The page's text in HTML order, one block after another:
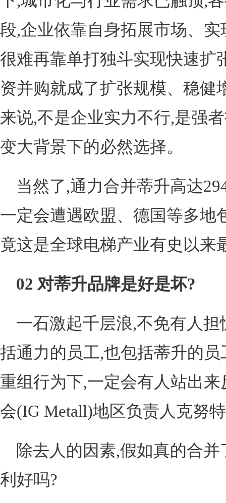
段,企业依靠自身拓展市场、
很难再靠单打独斗实现快速扩
资并购就成了扩张规模、稳健
来说,不是企业实力不行,是强
变大背景下的必然选择。
当然了,通力合并蒂升高达
一定会遭遇欧盟、德国等多地
竟这是全球电梯产业有史以来
02 对蒂升品牌是好是坏?
一石激起千层浪,不免有人
括通力的员工,也包括蒂升的
重组行为下,一定会有人站出
会(IG Metall)地区负责人克努
除去人的因素,假如真的合
利好吗?